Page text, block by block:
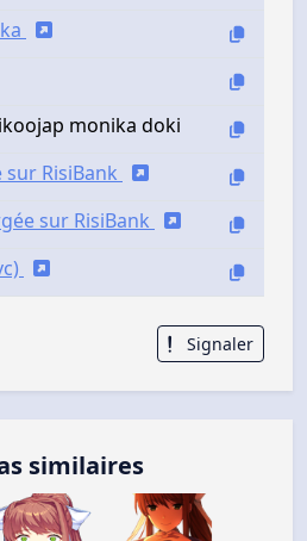
monika doki
RisiBank
sur RisiBank
Signaler
similaires